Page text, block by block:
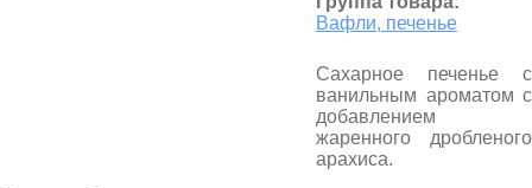
Вафли, печенье
Сахарное печенье с
ванильным ароматом с
добавлением
жаренного дробленого
арахиса.